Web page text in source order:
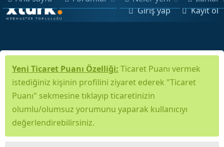
Giriş yap Kayıt ol
Yeni Ticaret Puanı Özelliği: Ticaret Puanı vermek
istediğiniz kişinin profilini ziyaret ederek "Ticaret
Puanı" sekmesine tıklayıp ticaretinizin
olumlu/olumsuz yorumunu yaparak kullanıcıyı
değerlendirebilirsiniz.